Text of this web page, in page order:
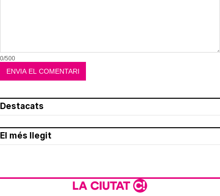
0/500
Destacats
El més llegit